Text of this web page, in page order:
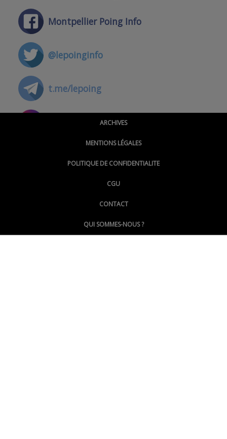
Montpellier Poing Info
@lepoinginfo
t.me/lepoing
@montpellierpoinginfo
@LePoingMontpellier
ARCHIVES
MENTIONS LÉGALES
POLITIQUE DE CONFIDENTIALITE
CGU
CONTACT
QUI SOMMES-NOUS ?